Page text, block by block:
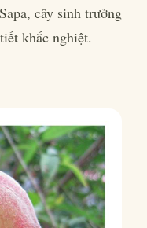
cây sinh trưởng
khắc nghiệt.